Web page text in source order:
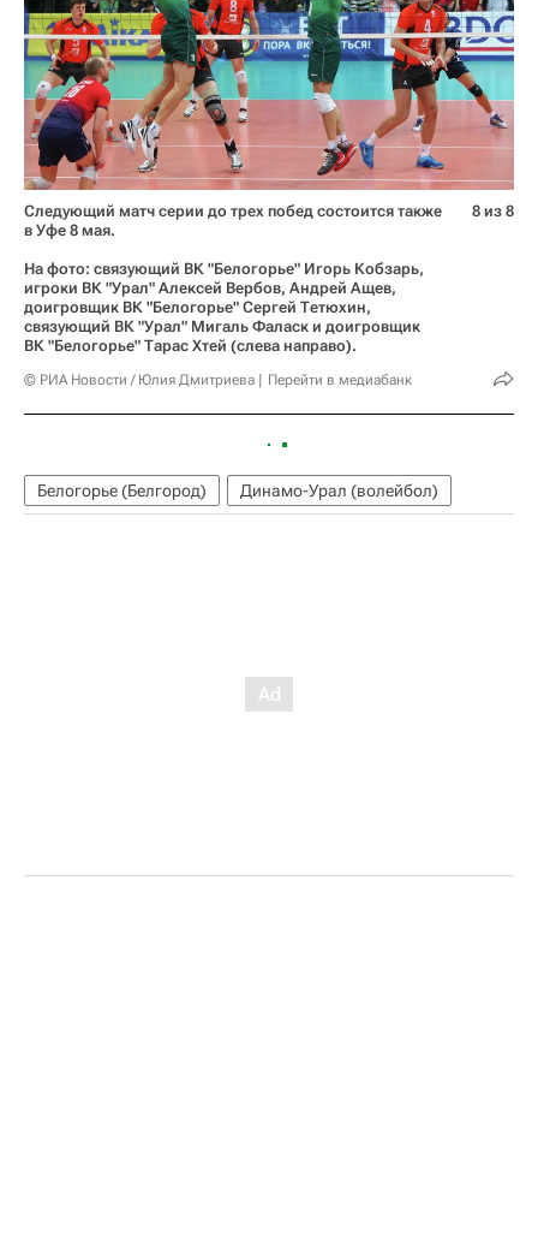
Следующий матч серии до трех побед состоится также
в Уфе 8 мая.
На фото: связующий ВК "Белогорье" Игорь Кобзарь,
игроки ВК "Урал" Алексей Вербов, Андрей Ащев,
доигровщик ВК "Белогорье" Сергей Тетюхин,
связующий ВК "Урал" Мигаль Фаласк и доигровщик
ВК "Белогорье" Тарас Хтей (слева направо).
© РИА Новости / Юлия Дмитриева Перейти в медиабанк
8 из 8
Белогорье (Белгород) Динамо-Урал (волейбол)